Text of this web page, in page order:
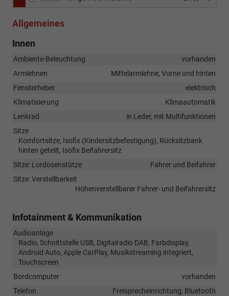
Allgemeines
Innen
Ambiente-Beleuchtung
vorhanden
Armlehnen
Mittelarmlehne, Vorne und hinten
Fensterheber
elektrisch
Klimatisierung
Klimaautomatik
Lenkrad
in Leder, mit Multifunktionen
Sitze
Komfortsitze, Isofix (Kindersitzbefestigung), Rücksitzbank
hinten geteilt, Isofix Beifahrersitz
Sitze: Lordosenstütze
Fahrer und Beifahrer
Sitze: Verstellbarkeit
Höhenverstellbarer Fahrer- und Beifahrersitz
Infotainment & Kommunikation
Audioanlage
Radio, Schnittstelle USB, Digitalradio DAB, Farbdisplay,
Android Auto, Apple CarPlay, Musikstreaming integriert,
Touchscreen
Bordcomputer
vorhanden
Telefon
Freisprecheinrichtung, Bluetooth